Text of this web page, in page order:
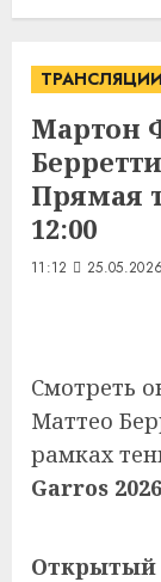
Мартон
Прямая
12:00
11:12 25.05.2026
Смотреть
Маттео
рамках
Garros 2026
Открытый